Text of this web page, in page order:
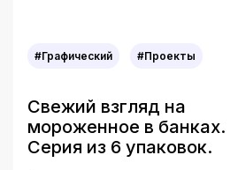
#Графический #Проекты
Свежий взгляд на
мороженное в банках.
Серия из 6 упаковок.